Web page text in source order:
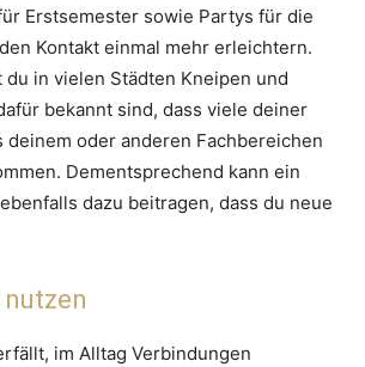
Erstsemester sowie Partys für die
Kontakt einmal mehr erleichtern.
in vielen Städten Kneipen und
bekannt sind, dass viele deiner
deinem oder anderen Fachbereichen
Dementsprechend kann ein
dazu beitragen, dass du neue
nutzen
im Alltag Verbindungen